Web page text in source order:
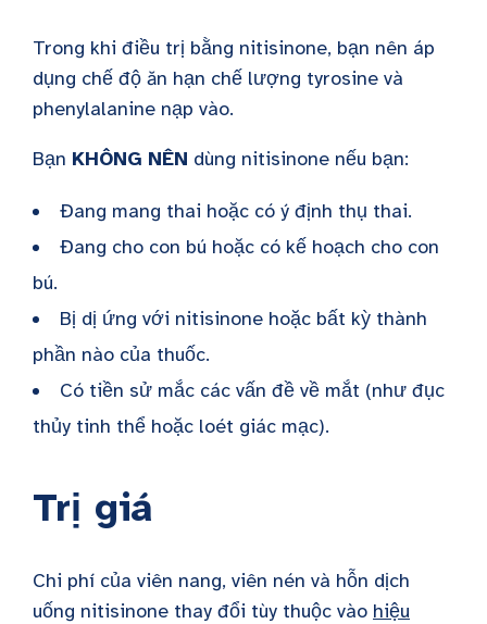
Trong khi điều trị bằng nitisinone, bạn nên áp
dụng chế độ ăn hạn chế lượng tyrosine và
phenylalanine nạp vào.
Bạn KHÔNG NÊN dùng nitisinone nếu bạn:
Đang mang thai hoặc có ý định thụ thai.
Đang cho con bú hoặc có kế hoạch cho con
bú.
Bị dị ứng với nitisinone hoặc bất kỳ thành
phần nào của thuốc.
Có tiền sử mắc các vấn đề về mắt (như đục
thủy tinh thể hoặc loét giác mạc).
Trị giá
Chi phí của viên nang, viên nén và hỗn dịch
uống nitisinone thay đổi tùy thuộc vào hiệu